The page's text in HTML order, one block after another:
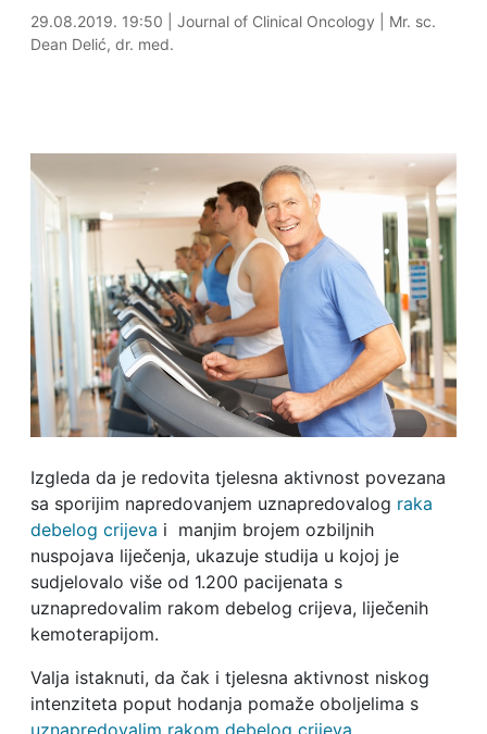
29.08.2019. 20:54
29.08.2019. 19:50 Journal of Clinical Oncology
Mr. sc.
Dean Delić, dr. med.
Izgleda da je redovita tjelesna aktivnost povezana
sa sporijim napredovanjem uznapredovalog raka
debelog crijeva i manjim brojem ozbiljnih
nuspojava liječenja, ukazuje studija u kojoj je
sudjelovalo više od 1.200 pacijenata s
uznapredovalim rakom debelog crijeva, liječenih
kemoterapijom.
Valja istaknuti, da čak i tjelesna aktivnost niskog
intenziteta poput hodanja pomaže oboljelima s